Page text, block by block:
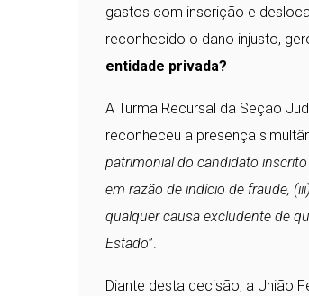
gastos com inscrição e
reconhecido o dano injusto,
entidade privada?
A Turma Recursal da Seção
reconheceu a presença
patrimonial do candidato
em razão de indício de fraude,
qualquer causa excludente de
Estado”.
Diante desta decisão, a União